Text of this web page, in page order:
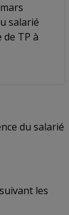
salarié
TP à
du salarié
les